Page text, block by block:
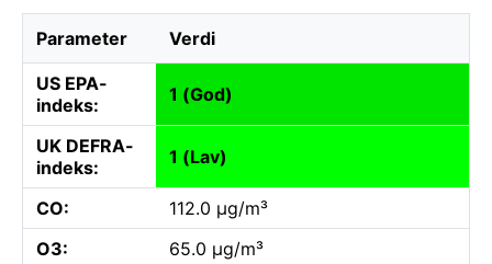
Parameter Verdi
US EPA-
indeks:
1 (God)
UK DEFRA-
indeks:
1 (Lav)
CO:
112.0 µg/m³
O3:
65.0 µg/m³